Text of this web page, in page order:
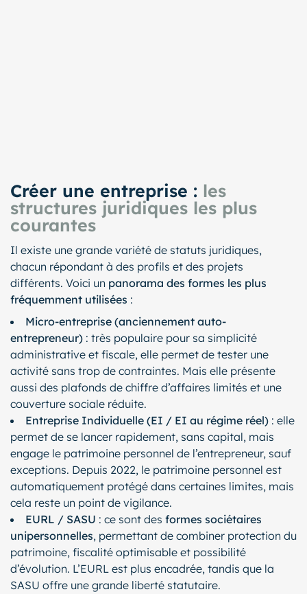
Créer une entreprise : les
structures juridiques les plus
courantes
Il existe une grande variété de statuts juridiques,
chacun répondant à des profils et des projets
différents. Voici un panorama des formes les plus
fréquemment utilisées :
Micro-entreprise (anciennement auto-
entrepreneur) : très populaire pour sa simplicité
administrative et fiscale, elle permet de tester une
activité sans trop de contraintes. Mais elle présente
aussi des plafonds de chiffre d’affaires limités et une
couverture sociale réduite.
Entreprise Individuelle (EI / EI au régime réel) : elle
permet de se lancer rapidement, sans capital, mais
engage le patrimoine personnel de l’entrepreneur, sauf
exceptions. Depuis 2022, le patrimoine personnel est
automatiquement protégé dans certaines limites, mais
cela reste un point de vigilance.
EURL / SASU : ce sont des formes sociétaires
unipersonnelles, permettant de combiner protection du
patrimoine, fiscalité optimisable et possibilité
d’évolution. L’EURL est plus encadrée, tandis que la
SASU offre une grande liberté statutaire.